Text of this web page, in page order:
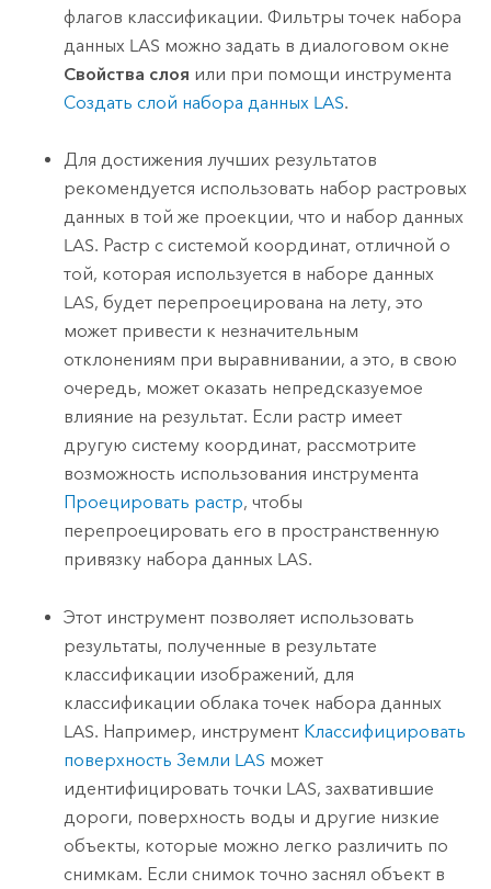
флагов классификации. Фильтры точек набора
данных LAS можно задать в диалоговом окне
Свойства слоя или при помощи инструмента
Создать слой набора данных LAS.
Для достижения лучших результатов
рекомендуется использовать набор растровых
данных в той же проекции, что и набор данных
LAS. Растр с системой координат, отличной о
той, которая используется в наборе данных
LAS, будет перепроецирована на лету, это
может привести к незначительным
отклонениям при выравнивании, а это, в свою
очередь, может оказать непредсказуемое
влияние на результат. Если растр имеет
другую систему координат, рассмотрите
возможность использования инструмента
Проецировать растр, чтобы
перепроецировать его в пространственную
привязку набора данных LAS.
Этот инструмент позволяет использовать
результаты, полученные в результате
классификации изображений, для
классификации облака точек набора данных
LAS. Например, инструмент Классифицировать
поверхность Земли LAS может
идентифицировать точки LAS, захватившие
дороги, поверхность воды и другие низкие
объекты, которые можно легко различить по
снимкам. Если снимок точно заснял объект в